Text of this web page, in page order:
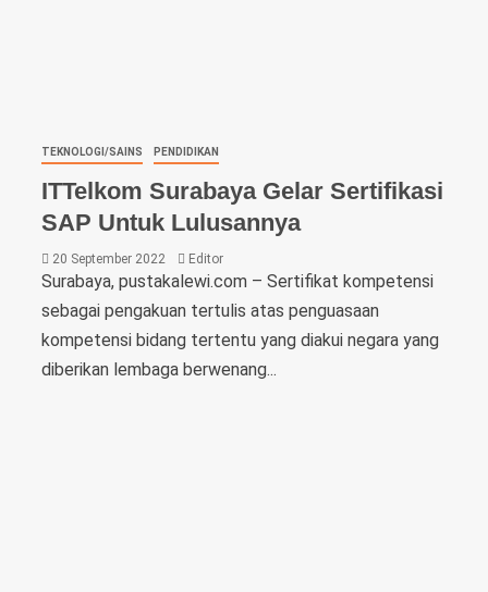
TEKNOLOGI/SAINS PENDIDIKAN
ITTelkom Surabaya Gelar Sertifikasi
SAP Untuk Lulusannya
20 September 2022 Editor
Surabaya, pustakalewi.com – Sertifikat kompetensi
sebagai pengakuan tertulis atas penguasaan
kompetensi bidang tertentu yang diakui negara yang
diberikan lembaga berwenang...